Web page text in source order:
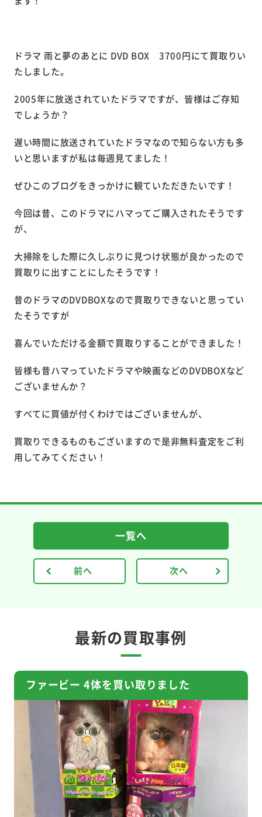
ドラマ 雨と夢のあとに DVD BOX 3700円にて買取りい
たしました。
2005年に放送されていたドラマですが、皆様はご存知
でしょうか？
遅い時間に放送されていたドラマなので知らない方も多
いと思いますが私は毎週見てました！
ぜひこのブログをきっかけに観ていただきたいです！
今回は昔、このドラマにハマってご購入されたそうです
が、
大掃除をした際に久しぶりに見つけ状態が良かったので
買取りに出すことにしたそうです！
昔のドラマのDVDBOXなので買取りできないと思ってい
たそうですが
喜んでいただける金額で買取りすることができました！
皆様も昔ハマっていたドラマや映画などのDVDBOXなど
ございませんか？
すべてに買値が付くわけではございませんが、
買取りできるものもございますので是非無料査定をご利
用してみてください！
前へ
一覧へ
次へ
最新の買取事例
ファービー 4体を買い取りました